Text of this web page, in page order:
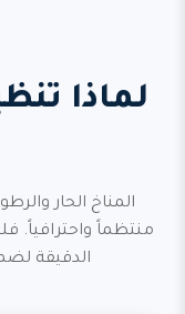
لماذا
المناخ الحار
منتظماً واحترافياً.
الدقيقة